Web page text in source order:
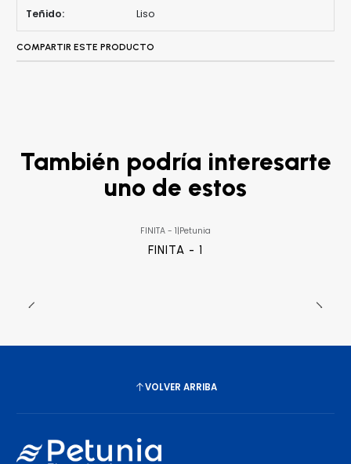
Teñido: Liso
COMPARTIR ESTE PRODUCTO
También podría interesarte
uno de estos
FINITA - 1|Petunia
FINITA - 1
VOLVER ARRIBA